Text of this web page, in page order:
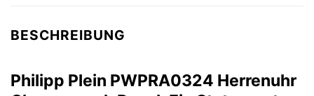
BESCHREIBUNG
Philipp Plein PWPRA0324 Herrenuhr